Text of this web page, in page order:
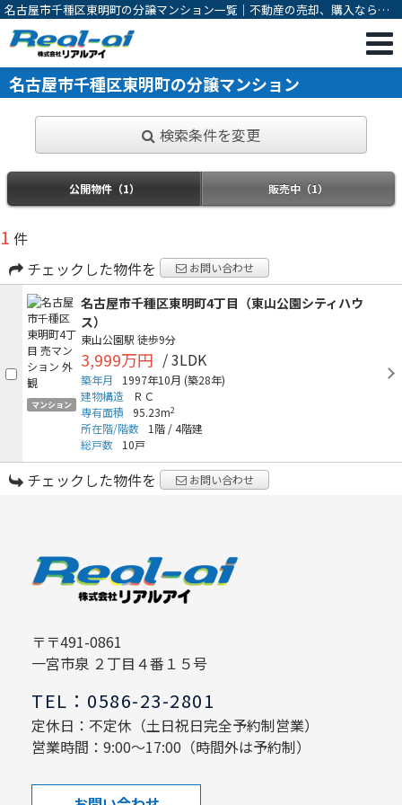
名古屋市千種区東明町の分譲マンション一覧｜不動産の売却、購入なら一
宮市の不動産会社 株式会社リアルアイ
名古屋市千種区東明町の分譲マンション
検索条件を変更
公開物件（1） 販売中（1）
1 件
チェックした物件を
お問い合わせ
マンション
名古屋市千種区東明町4丁目（東山公園シティハウ
ス）
東山公園駅 徒歩9分
3,999万円 / 3LDK
築年月 1997年10月 (築28年)
建物構造
ＲＣ
専有面積
95.23m2
所在階/階数 1階 /4階建
総戸数
10戸
チェックした物件を お問い合わせ
〒〒491-0861
一宮市泉 ２丁目４番１５号
TEL：0586-23-2801
定休日：不定休（土日祝日完全予約制営業）
営業時間：9:00～17:00（時間外は予約制）